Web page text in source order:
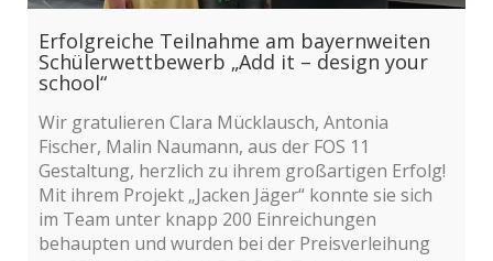
Erfolgreiche Teilnahme am bayernweiten
Schülerwettbewerb „Add it – design your
school“
Wir gratulieren Clara Mücklausch, Antonia
Fischer, Malin Naumann, aus der FOS 11
Gestaltung, herzlich zu ihrem großartigen Erfolg!
Mit ihrem Projekt „Jacken Jäger“ konnte sie sich
im Team unter knapp 200 Einreichungen
behaupten und wurden bei der Preisverleihung